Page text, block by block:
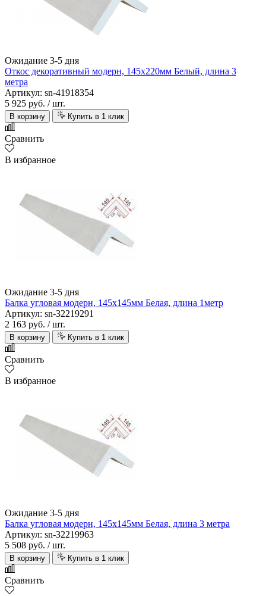
Ожидание 3-5 дня
Откос декоративный модерн, 145х220мм Белый, длина 3
метра
Артикул: sn-41918354
5 925 руб. / шт.
В корзину Купить в 1 клик
Сравнить
В избранное
Ожидание 3-5 дня
Балка угловая модерн, 145х145мм Белая, длина 1метр
Артикул: sn-32219291
2 163 руб. / шт.
В корзину Купить в 1 клик
Сравнить
В избранное
Ожидание 3-5 дня
Балка угловая модерн, 145х145мм Белая, длина 3 метра
Артикул: sn-32219963
5 508 руб. / шт.
В корзину Купить в 1 клик
Сравнить